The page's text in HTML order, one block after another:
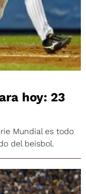
hoy: 23
Mundial es todo
del beisbol.